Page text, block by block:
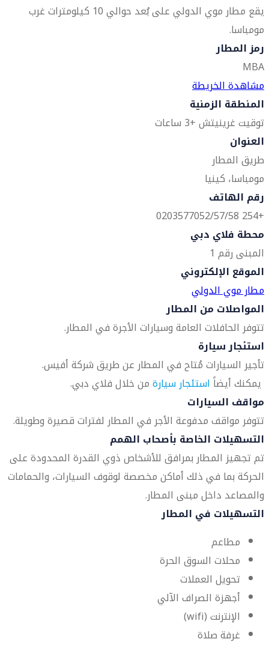
يقع مطار موي الدولي على بُعد حوالي 10 كيلومترات غرب
مومباسا.
رمز المطار
MBA
مشاهدة الخريطة
المنطقة الزمنية
توقيت غرينيتش +3 ساعات
العنوان
طريق المطار
مومباسا، كينيا
رقم الهاتف
+254 0203577052/57/58
محطة فلاي دبي
المبنى رقم 1
الموقع الإلكتروني
مطار موي الدولي
المواصلات من المطار
تتوفر الحافلات العامة وسيارات الأجرة في المطار.
استئجار سيارة
تأجير السيارات مُتاح في المطار عن طريق شركة أفيس.
يمكنك أيضاًاستئجار سيارةمن خلال فلاي دبي.
مواقف السيارات
تتوفر مواقف مدفوعة الأجر في المطار لفترات قصيرة وطويلة.
التسهيلات الخاصة بأصحاب الهمم
تم تجهيز المطار بمرافق للأشخاص ذوي القدرة المحدودة على
الحركة بما في ذلك أماكن مخصصة لوقوف السيارات، والحمامات
والمصاعد داخل مبنى المطار.
التسهيلات في المطار
مطاعم
محلات السوق الحرة
تحويل العملات
أجهزة الصراف الآلي
الإنترنت (wifi)
غرفة صلاة